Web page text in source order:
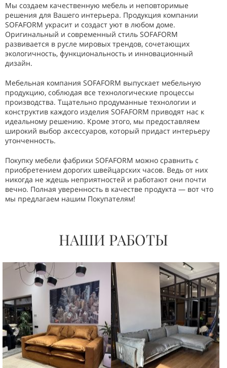
Мы создаем качественную мебель и неповторимые
решения для Вашего интерьера. Продукция компании
SOFAFORM украсит и создаст уют в любом доме.
Оригинальный и современный стиль SOFAFORM
развивается в русле мировых трендов, сочетающих
экологичность, функциональность и инновационный
дизайн.
Мебельная компания SOFAFORM выпускает мебельную
продукцию, соблюдая все технологические процессы
производства. Тщательно продуманные технологии и
конструктив каждого изделия SOFAFORM приводят нас к
идеальному решению. Кроме этого, мы предоставляем
широкий выбор аксессуаров, который придаст интерьеру
утонченность.
Покупку мебели фабрики SOFAFORM можно сравнить с
приобретением дорогих швейцарских часов. Ведь от них
никогда не ждешь неприятностей и работают они почти
вечно. Полная уверенность в качестве продукта — вот что
мы предлагаем нашим Покупателям!
НАШИ РАБОТЫ